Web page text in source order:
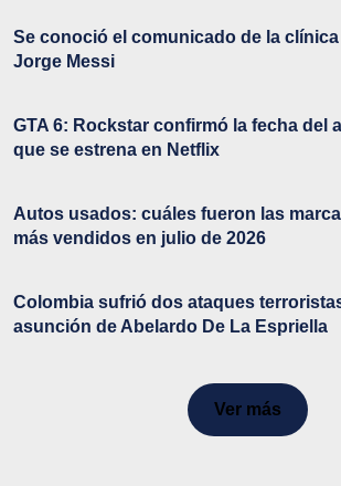
Se conoció el comunicado de la
Jorge Messi
GTA 6: Rockstar confirmó la fecha del
que se estrena en Netflix
Autos usados: cuáles fueron las
más vendidos en julio de 2026
Colombia sufrió dos ataques
asunción de Abelardo De La Espriella
Ver más